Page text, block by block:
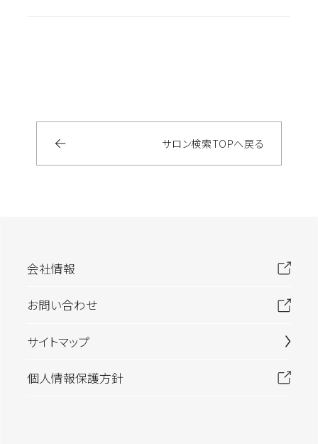
サロン検索TOPへ戻る
会社情報
お問い合わせ
サイトマップ
個人情報保護方針